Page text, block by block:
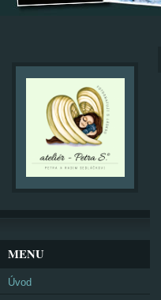
MENU
Úvod